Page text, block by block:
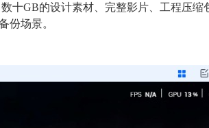
十GB的设计素材、完整影片、工程压缩
份场景。